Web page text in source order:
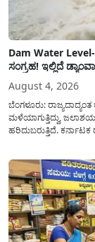
Dam Water
ಸಂಗ್ರಹ! ಇಲ್ಲಿದೆ
August 4, 2026
ಬೆಂಗಳೂರು:
ಮಳೆಯಾಗುತ್ತಿದ್ದು,
ಹರಿದುಬರುತ್ತಿದೆ. ಕರ್ನಾಟಕ